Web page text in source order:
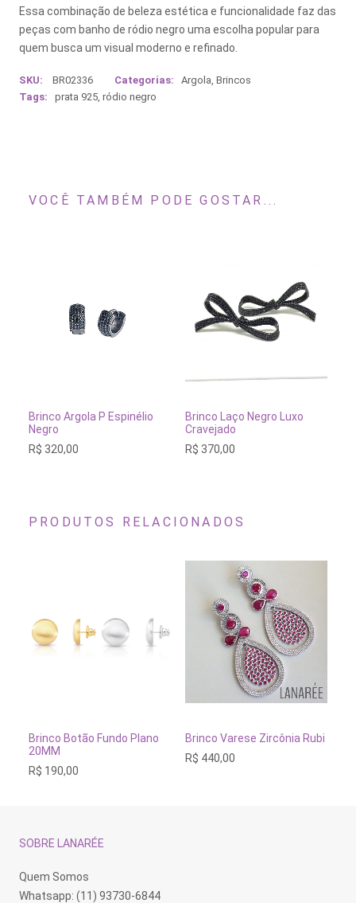
Essa combinação de beleza estética e funcionalidade faz das
peças com banho de ródio negro uma escolha popular para
quem busca um visual moderno e refinado.
SKU: BR02336 Categorias: Argola, Brincos
Tags:
prata 925, ródio negro
VOCÊ TAMBÉM PODE GOSTAR...
ESGOTADO
Brinco Argola P Espinélio
Negro
R$ 320,00
ESGOTADO
Brinco Laço Negro Luxo
Cravejado
R$ 370,00
PRODUTOS RELACIONADOS
VER OPÇÕES
tem
várias
As
na
página
produto
Brinco Botão Fundo Plano
20MM
R$ 190,00
ADICIONAR AO
Brinco Varese Zircônia Rubi
R$ 440,00
SOBRE LANARÉE
Quem Somos
Whatsapp: (11) 93730-6844